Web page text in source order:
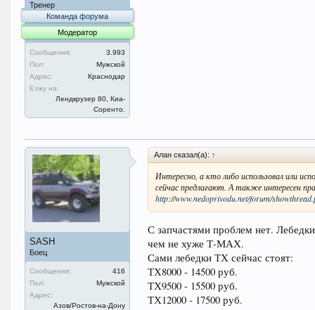
Тренер
Команда форума
Модератор
Сообщения:
3.993
Пол:
Мужской
Адрес:
Краснодар
Езжу на:
Лендкрузер 80, Киа-
Соренто.
SASH
Боец
Сообщения:
416
Пол:
Мужской
Адрес:
Азов/Ростов-на-Дону
Алан сказал(а): ↑
Интересно, а кто либо использовал или
сейчас предлагают. А также интересен
http://www.nedoprivodu.net/forum/
С запчастями проблем нет.
чем не хуже Т-МАХ.
Сами лебедки ТХ сейчас стоят:
ТХ8000 - 14500 руб.
ТХ9500 - 15500 руб.
ТХ12000 - 17500 руб.